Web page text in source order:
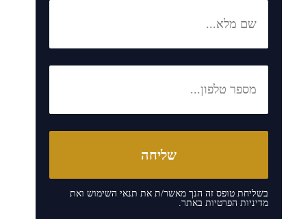
בשליחת טופס זה הנך מאשר/ת את תנאי השימושואת
מדיניות הפרטיותבאתר.